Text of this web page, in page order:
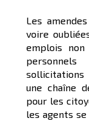
Les
voire
emplois
sollicitations
une chaîne
pour les
les agents